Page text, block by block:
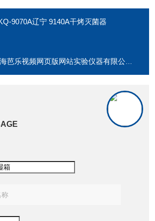
9070A辽宁 9140A干烤灭菌器
芭乐视频网页版网站实验仪器有限公司DHG-91000A江苏 1000*1000*1000鼓风芭乐在线观看